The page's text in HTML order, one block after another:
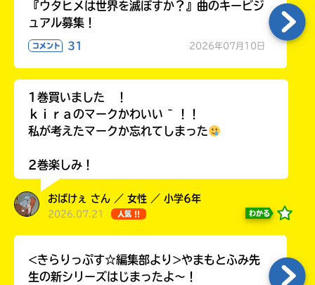
『ウタヒメは世界を滅ぼすか？』曲のキービジ
ュアル募集！
コメント 31 2026年07月10日
1巻買いました ！
ｋｉｒａのマークかわいい ~ ！！
私が考えたマークか忘れてしまった
2巻楽しみ！
おばけぇ さん ／ 女性 ／ 小学6年
2026.07.21 人気 !! わかる
<きらりっぷす☆編集部より>やまもとふみ先
生の新シリーズはじまったよ～！